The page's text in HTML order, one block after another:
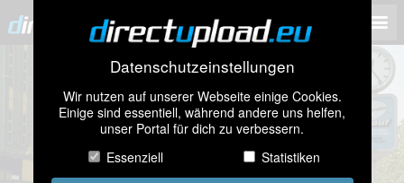
Datenschutzeinstellungen
Wir nutzen auf unserer Webseite einige Cookies.
Einige sind essentiell, während andere uns helfen,
unser Portal für dich zu verbessern.
Essenziell
Statistiken